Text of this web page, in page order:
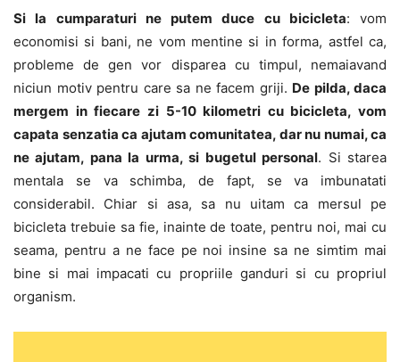
Si la cumparaturi ne putem duce cu bicicleta: vom
economisi si bani, ne vom mentine si in forma, astfel ca,
probleme de gen vor disparea cu timpul, nemaiavand
niciun motiv pentru care sa ne facem griji. De pilda, daca
mergem in fiecare zi 5-10 kilometri cu bicicleta, vom
capata senzatia ca ajutam comunitatea, dar nu numai, ca
ne ajutam, pana la urma, si bugetul personal. Si starea
mentala se va schimba, de fapt, se va imbunatati
considerabil. Chiar si asa, sa nu uitam ca mersul pe
bicicleta trebuie sa fie, inainte de toate, pentru noi, mai cu
seama, pentru a ne face pe noi insine sa ne simtim mai
bine si mai impacati cu propriile ganduri si cu propriul
organism.